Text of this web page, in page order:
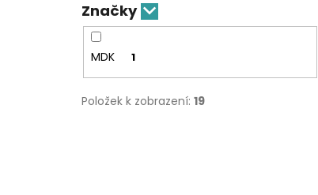
Značky
MDK 1
Položek k zobrazení: 19